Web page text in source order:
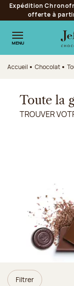
Aller à la navigation
Aller au contenu
Aller au pied de
Expédition
offerte à
MENU
Accueil Chocolat
Toute la
TROUVER
Filtrer